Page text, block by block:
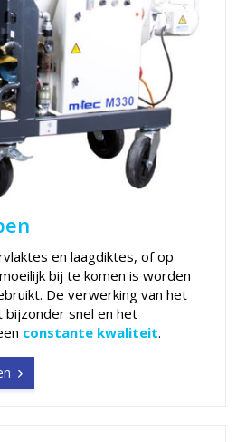
en laagdiktes, of op
bij te komen is worden
De verwerking van het
bijzonder snel en het
constante kwaliteit.